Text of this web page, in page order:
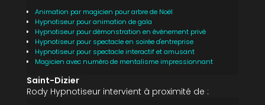
Animation par magicien pour arbre de Noël
Hypnotiseur pour animation de gala
Hypnotiseur pour démonstration en événement privé
Hypnotiseur pour spectacle en soirée d'entreprise
Hypnotiseur pour spectacle interactif et amusant
Magicien avec numéro de mentalisme impressionnant
Saint-Dizier
Rody Hypnotiseur intervient à proximité de :